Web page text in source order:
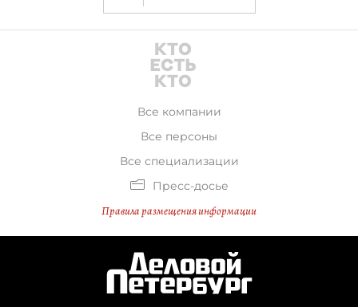
Все компании
Все персоны
Все специализации
Пресс-досье
Правила размещения информации